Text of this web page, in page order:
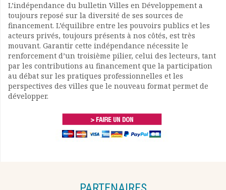
L’indépendance du bulletin Villes en Développement a
toujours reposé sur la diversité de ses sources de
financement. L’équilibre entre les pouvoirs publics et les
acteurs privés, toujours présents à nos côtés, est très
mouvant. Garantir cette indépendance nécessite le
renforcement d’un troisième pilier, celui des lecteurs, tant
par les contributions au financement que la participation
au débat sur les pratiques professionnelles et les
perspectives des villes que le nouveau format permet de
développer.